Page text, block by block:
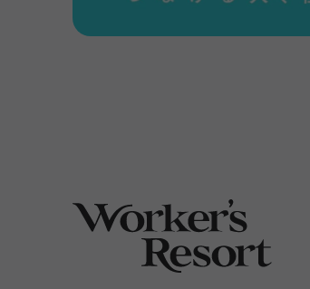
稲田：「次の質問に行きたいと思います
ときに、自分の感情の赴くままに働きた
「なるほど、後々の転職のしやす